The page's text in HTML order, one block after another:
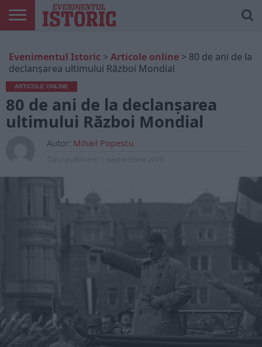
ONLINE
EDIȚII
TIPĂRITE
ISTORIC
PLAY
CONTUL
MEU
Evenimentul Istoric > Articole online > 80 de ani de la
declanșarea ultimului Război Mondial
ARTICOLE ONLINE
80 de ani de la declanșarea
ultimului Război Mondial
Autor: Mihail Popescu